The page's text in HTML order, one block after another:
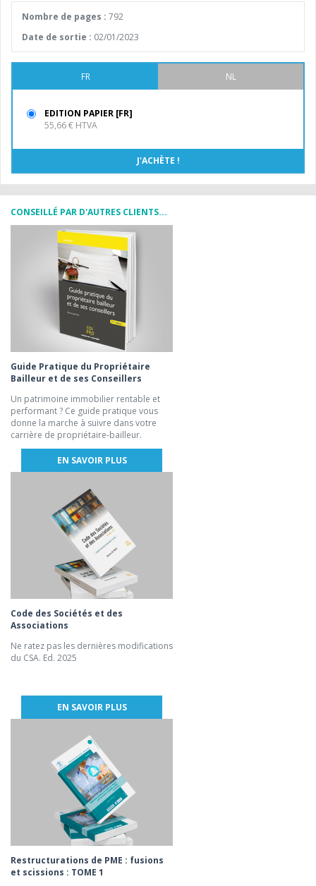
Nombre de pages : 792
Date de sortie : 02/01/2023
FR NL
EDITION PAPIER [FR]
55,66 € HTVA
CONSEILLÉ PAR D'AUTRES CLIENTS...
Guide Pratique du Propriétaire
Bailleur et de ses Conseillers
Un patrimoine immobilier rentable et
performant ? Ce guide pratique vous
donne la marche à suivre dans votre
carrière de propriétaire-bailleur.
EN SAVOIR PLUS
Code des Sociétés et des
Associations
Ne ratez pas les dernières modifications
du CSA. Ed. 2025
EN SAVOIR PLUS
Restructurations de PME : fusions
et scissions : TOME 1